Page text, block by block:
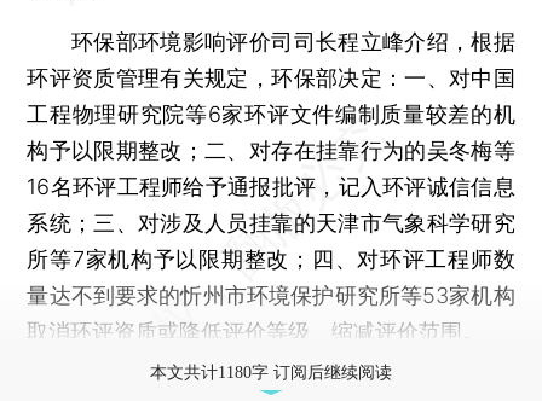
环保部环境影响评价司司长程立峰介绍，根据
环评资质管理有关规定，环保部决定：一、对中国
工程物理研究院等6家环评文件编制质量较差的机
构予以限期整改；二、对存在挂靠行为的吴冬梅等
16名环评工程师给予通报批评，记入环评诚信信息
系统；三、对涉及人员挂靠的天津市气象科学研究
所等7家机构予以限期整改；四、对环评工程师数
量达不到要求的忻州市环境保护研究所等53家机构
取消环评资质或降低评价等级、缩减评价范围。
本文共计1180字 订阅后继续阅读